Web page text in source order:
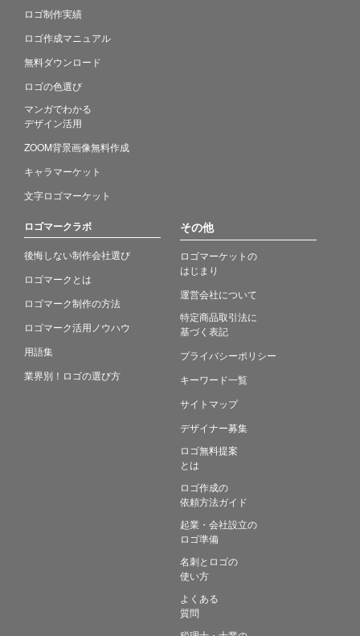
ロゴ制作実績
ロゴ作成マニュアル
無料ダウンロード
ロゴの色選び
マンガでわかる
デザイン活用
ZOOM背景画像無料作成
キャラマーケット
文字ロゴマーケット
ロゴマークラボ
後悔しない制作会社選び
ロゴマークとは
ロゴマーク制作の方法
ロゴマーク活用ノウハウ
用語集
業界別！ロゴの選び方
その他
ロゴマーケットの
はじまり
運営会社について
特定商品取引法に
基づく表記
プライバシーポリシー
キーワード一覧
サイトマップ
デザイナー募集
ロゴ無料提案
とは
ロゴ作成の
依頼方法ガイド
起業・会社設立の
ロゴ準備
名刺とロゴの
使い方
よくある
質問